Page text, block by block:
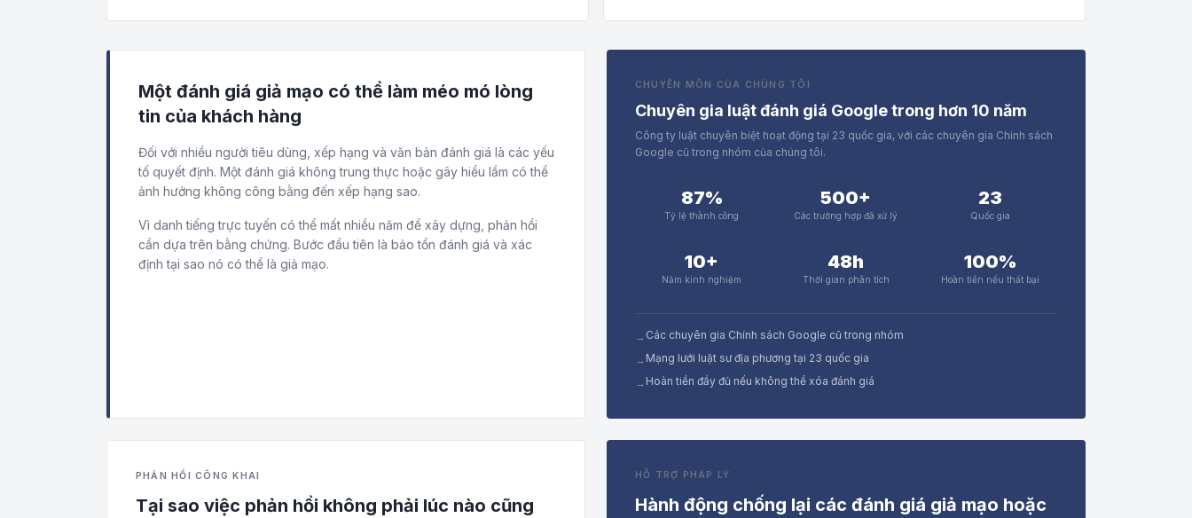
Một đánh giá giả mạo có thể làm méo mó lòng
tin của khách hàng
Đối với nhiều người tiêu dùng, xếp hạng và văn bản đánh giá là các yếu
tố quyết định. Một đánh giá không trung thực hoặc gây hiểu lầm có thể
ảnh hưởng không công bằng đến xếp hạng sao.
Vì danh tiếng trực tuyến có thể mất nhiều năm để xây dựng, phản hồi
cần dựa trên bằng chứng. Bước đầu tiên là bảo tồn đánh giá và xác
định tại sao nó có thể là giả mạo.
CHUYÊN MÔN CỦA CHÚNG TÔI
Chuyên gia luật đánh giá Google trong hơn 10 năm
Công ty luật chuyên biệt hoạt động tại 23 quốc gia, với các chuyên gia Chính sách
Google cũ trong nhóm của chúng tôi.
87%
Tỷ lệ thành công
500+
Các trường hợp đã xử lý
23
Quốc gia
10+
Năm kinh nghiệm
48h
Thời gian phân tích
100%
Hoàn tiền nếu thất bại
→ Các chuyên gia Chính sách Google cũ trong nhóm
→ Mạng lưới luật sư địa phương tại 23 quốc gia
→ Hoàn tiền đầy đủ nếu không thể xóa đánh giá
PHẢN HỒI CÔNG KHAI
Tại sao việc phản hồi không phải lúc nào cũng
HỖ TRỢ PHÁP LÝ
Hành động chống lại các đánh giá giả mạo hoặc